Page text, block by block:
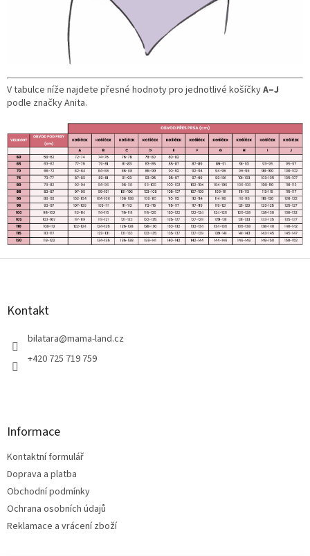
V tabulce níže najdete přesné hodnoty pro jednotlivé košíčkyA–J
podle značky Anita.
Z
Kontakt
bilatara@mama-land.cz
+420 725 719 759
Informace
Kontaktní formulář
Doprava a platba
Obchodní podmínky
Ochrana osobních údajů
Reklamace a vrácení zboží